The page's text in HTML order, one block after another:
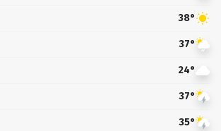
38°
37°
24°
37°
35°